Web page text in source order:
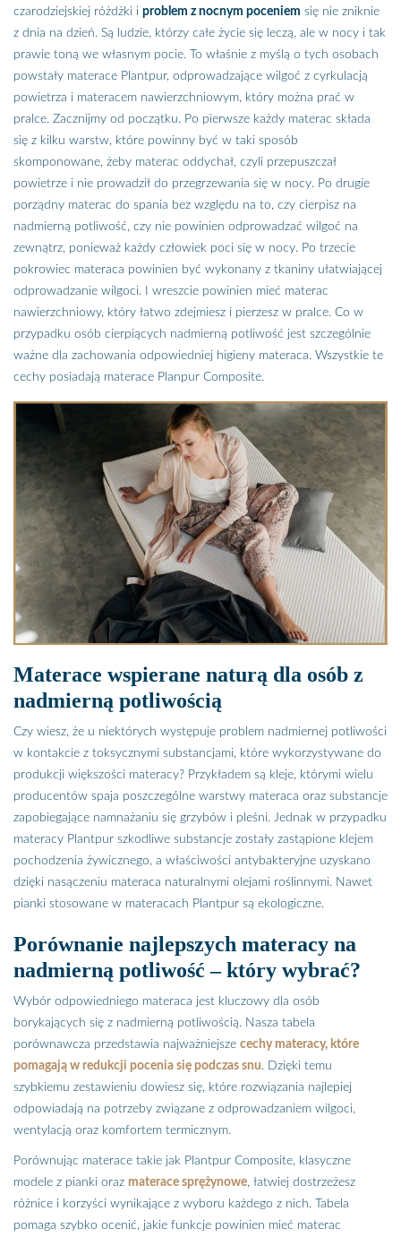
czarodziejskiej różdżki i problem z nocnym poceniem się nie zniknie
z dnia na dzień. Są ludzie, którzy całe życie się leczą, ale w nocy i tak
prawie toną we własnym pocie. To właśnie z myślą o tych osobach
powstały materace Plantpur, odprowadzające wilgoć z cyrkulacją
powietrza i materacem nawierzchniowym, który można prać w
pralce. Zacznijmy od początku. Po pierwsze każdy materac składa
się z kilku warstw, które powinny być w taki sposób
skomponowane, żeby materac oddychał, czyli przepuszczał
powietrze i nie prowadził do przegrzewania się w nocy. Po drugie
porządny materac do spania bez względu na to, czy cierpisz na
nadmierną potliwość, czy nie powinien odprowadzać wilgoć na
zewnątrz, ponieważ każdy człowiek poci się w nocy. Po trzecie
pokrowiec materaca powinien być wykonany z tkaniny ułatwiającej
odprowadzanie wilgoci. I wreszcie powinien mieć materac
nawierzchniowy, który łatwo zdejmiesz i pierzesz w pralce. Co w
przypadku osób cierpiących nadmierną potliwość jest szczególnie
ważne dla zachowania odpowiedniej higieny materaca. Wszystkie te
cechy posiadają materace Planpur Composite.
Materace wspierane naturą dla osób z
nadmierną potliwością
Czy wiesz, że u niektórych występuje problem nadmiernej potliwości
w kontakcie z toksycznymi substancjami, które wykorzystywane do
produkcji większości materacy? Przykładem są kleje, którymi wielu
producentów spaja poszczególne warstwy materaca oraz substancje
zapobiegające namnażaniu się grzybów i pleśni. Jednak w przypadku
materacy Plantpur szkodliwe substancje zostały zastąpione klejem
pochodzenia żywicznego, a właściwości antybakteryjne uzyskano
dzięki nasączeniu materaca naturalnymi olejami roślinnymi. Nawet
pianki stosowane w materacach Plantpur są ekologiczne.
Porównanie najlepszych materacy na
nadmierną potliwość – który wybrać?
Wybór odpowiedniego materaca jest kluczowy dla osób
borykających się z nadmierną potliwością. Nasza tabela
porównawcza przedstawia najważniejsze cechy materacy, które
pomagają w redukcji pocenia się podczas snu. Dzięki temu
szybkiemu zestawieniu dowiesz się, które rozwiązania najlepiej
odpowiadają na potrzeby związane z odprowadzaniem wilgoci,
wentylacją oraz komfortem termicznym.
Porównując materace takie jak Plantpur Composite, klasyczne
modele z pianki oraz materace sprężynowe, łatwiej dostrzeżesz
różnice i korzyści wynikające z wyboru każdego z nich. Tabela
pomaga szybko ocenić, jakie funkcje powinien mieć materac